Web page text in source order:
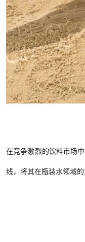
在竞争激烈的饮料市场
线，将其在瓶装水领域